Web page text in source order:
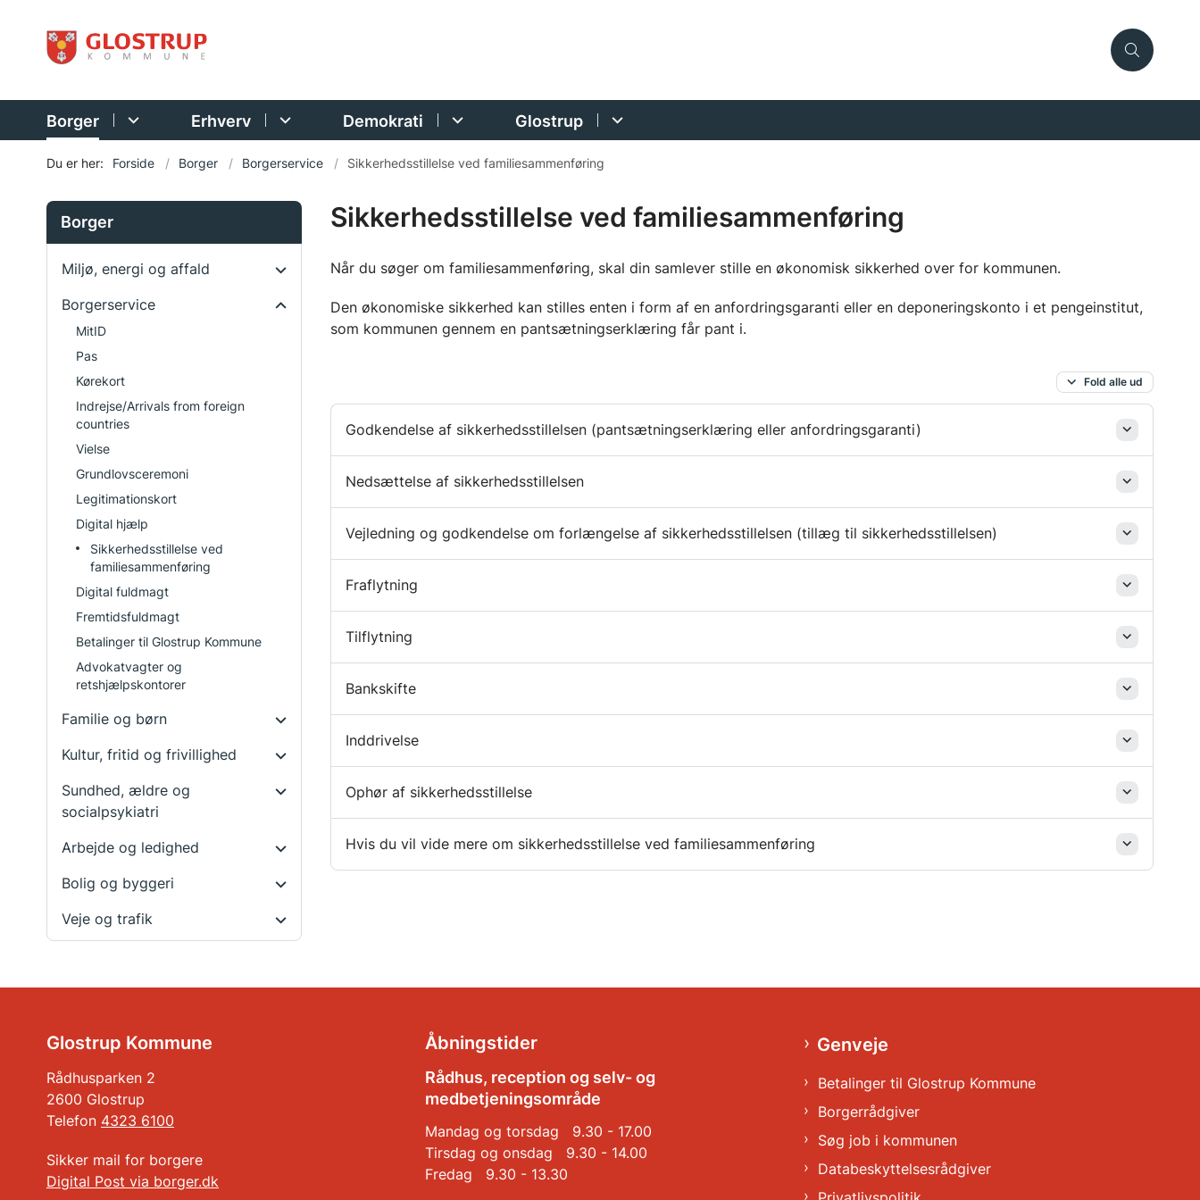
Borger Erhverv Demokrati Glostrup
Du er her: Forside Borger Borgerservice Sikkerhedsstillelse ved familiesammenføring
Borger
Miljø, energi og affald
Borgerservice
MitID
Pas
Kørekort
Indrejse/Arrivals from foreign
countries
Vielse
Grundlovsceremoni
Legitimationskort
Digital hjælp
Sikkerhedsstillelse ved
familiesammenføring
Digital fuldmagt
Fremtidsfuldmagt
Betalinger til Glostrup Kommune
Advokatvagter og
retshjælpskontorer
Familie og børn
Kultur, fritid og frivillighed
Sundhed, ældre og
socialpsykiatri
Arbejde og ledighed
Bolig og byggeri
Veje og trafik
Sikkerhedsstillelse ved familiesammenføring
Når du søger om familiesammenføring, skal din samlever stille en økonomisk sikkerhed over for kommunen.
Den økonomiske sikkerhed kan stilles enten i form af en anfordringsgaranti eller en deponeringskonto i et pengeinstitut,
som kommunen gennem en pantsætningserklæring får pant i.
Fold alle ud
Godkendelse af sikkerhedsstillelsen (pantsætningserklæring eller anfordringsgaranti)
Nedsættelse af sikkerhedsstillelsen
Vejledning og godkendelse om forlængelse af sikkerhedsstillelsen (tillæg til sikkerhedsstillelsen)
Fraflytning
Tilflytning
Bankskifte
Inddrivelse
Ophør af sikkerhedsstillelse
Hvis du vil vide mere om sikkerhedsstillelse ved familiesammenføring
Glostrup Kommune
Rådhusparken 2
2600 Glostrup
Telefon 4323 6100
Sikker mail for borgere
Digital Post via borger.dk
Åbningstider
Rådhus, reception og selv- og
medbetjeningsområde
Mandag og torsdag 9.30 - 17.00
Tirsdag og onsdag 9.30 - 14.00
Fredag 9.30 - 13.30
Genveje
Betalinger til Glostrup Kommune
Borgerrådgiver
Søg job i kommunen
Databeskyttelsesrådgiver